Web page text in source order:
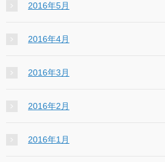
2016年5月
2016年4月
2016年3月
2016年2月
2016年1月